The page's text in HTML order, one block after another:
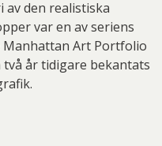
av den realistiska
var en av seriens
Art Portfolio
år tidigare bekantats